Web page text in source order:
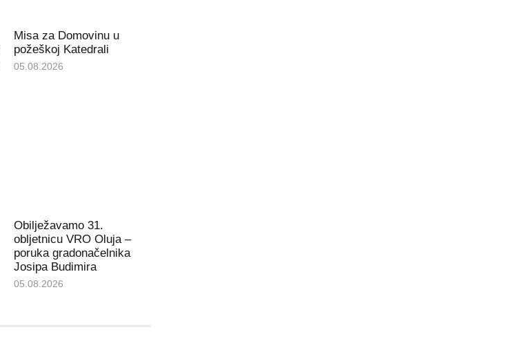
Misa za Domovinu u
požeškoj Katedrali
05.08.2026
Obilježavamo 31.
obljetnicu VRO Oluja –
poruka gradonačelnika
Josipa Budimira
05.08.2026